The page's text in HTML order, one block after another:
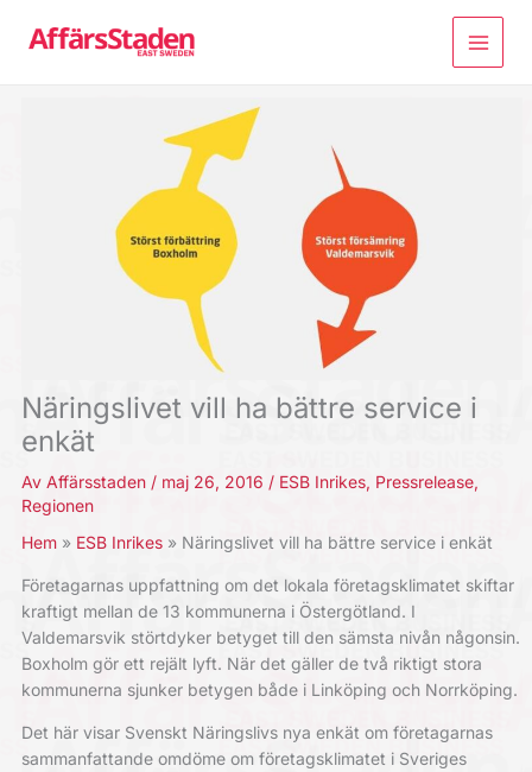
Näringslivet vill ha bättre service i
enkät
Av Affärsstaden / maj 26, 2016 / ESB Inrikes, Pressrelease,
Regionen
Hem
ESB Inrikes Näringslivet vill ha bättre service i enkät
Företagarnas uppfattning om det lokala företagsklimatet skiftar
kraftigt mellan de 13 kommunerna i Östergötland. I
Valdemarsvik störtdyker betyget till den sämsta nivån någonsin.
Boxholm gör ett rejält lyft. När det gäller de två riktigt stora
kommunerna sjunker betygen både i Linköping och Norrköping.
Det här visar Svenskt Näringslivs nya enkät om företagarnas
sammanfattande omdöme om företagsklimatet i Sveriges